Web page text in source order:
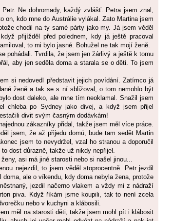
Ne dohromady, každý zvlášť. Petra jsem znal,
on, kdo mne do Austrálie vylákal. Zato Martina jsem
chodil na ty samé párty jako my. Já jsem věděl
přijížděl před polednem, kdy já ještě pracoval
to mi bylo jasné. Bohužel ne tak mojí ženě.
pohádali. Tvrdila, že jsem jen žárlivý a ještě k tomu
aby jen seděla doma a starala se o děti. To jsem
si nedovedl představit jejich povídání. Zatímco já
ženě a tak se s ní sbližoval, o tom nemohlo být
dost daleko, ale mne tím neoklamal. Snažil jsem
chleba po Sydney jako divej, a když jsem přijel
divit svým časným dodávkám!
zákazníky přidal, takže jsem měl více práce.
jsem, že až přijedu domů, bude tam sedět Martin
jsem to nevydržel, vzal ho stranou a doporučil
dost důrazně, takže už nikdy nepřijel.
asi má jiné starosti nebo si našel jinou...
nejezdil, to jsem věděl stoprocentně. Petr jezdil
ale o víkendu, kdy doma nebyla žena, protože
jezdil načerno vlakem a vždy mi z nádraží
piva. Když říkám jsme koupili, tak to není zcela
nebo v kuchyni a klábosili.
měl na starosti děti, takže jsem mohl pít i klábosit